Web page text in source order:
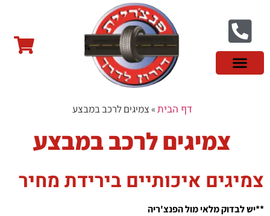
דף הבית»צמיגים לרכב במבצע
צמיגים לרכב במבצע
צמיגים איכותיים בירידת מחיר
**יש לבדוק מלאי מול הפנצ'ריה